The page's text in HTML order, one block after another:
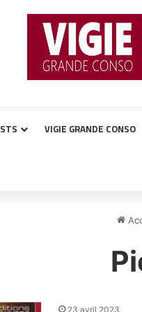
VIGIE GRANDE CONSO
23 avril 2023